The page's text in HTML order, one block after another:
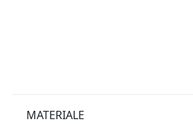
MATERIALE